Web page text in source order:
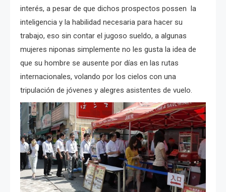
interés, a pesar de que dichos prospectos possen la
inteligencia y la habilidad necesaria para hacer su
trabajo, eso sin contar el jugoso sueldo, a algunas
mujeres niponas simplemente no les gusta la idea de
que su hombre se ausente por días en las rutas
internacionales, volando por los cielos con una
tripulación de jóvenes y alegres asistentes de vuelo.